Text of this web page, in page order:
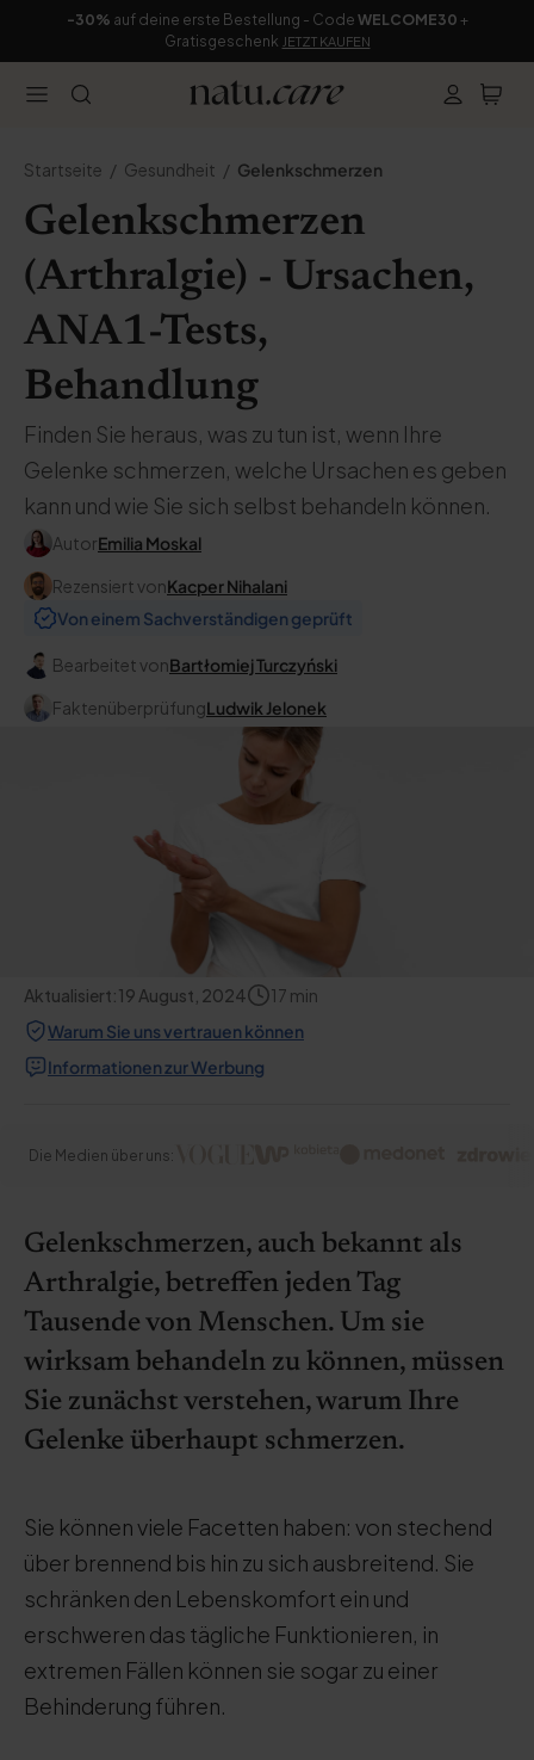
-30% auf deine erste Bestellung - Code WELCOME30 +
Gratisgeschenk JETZT KAUFEN
Startseite Gesundheit Gelenkschmerzen
Gelenkschmerzen
(Arthralgie) - Ursachen,
ANA1-Tests,
Behandlung
Finden Sie heraus, was zu tun ist, wenn Ihre
Gelenke schmerzen, welche Ursachen es geben
kann und wie Sie sich selbst behandeln können.
AutorEmilia Moskal
Rezensiert vonKacper Nihalani
Von einem Sachverständigen geprüft
Bearbeitet vonBartłomiej Turczyński
FaktenüberprüfungLudwik Jelonek
Aktualisiert:19 August, 2024 17 min
Warum Sie uns vertrauen können
Informationen zur Werbung
Die Medien über uns:
Gelenkschmerzen, auch bekannt als
Arthralgie, betreffen jeden Tag
Tausende von Menschen. Um sie
wirksam behandeln zu können, müssen
Sie zunächst verstehen, warum Ihre
Gelenke überhaupt schmerzen.
Sie können viele Facetten haben: von stechend
über brennend bis hin zu sich ausbreitend. Sie
schränken den Lebenskomfort ein und
erschweren das tägliche Funktionieren, in
extremen Fällen können sie sogar zu einer
Behinderung führen.